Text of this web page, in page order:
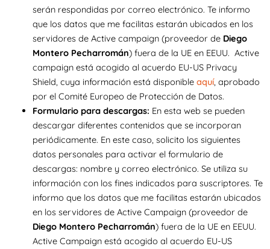
serán respondidas por correo electrónico. Te informo
que los datos que me facilitas estarán ubicados en los
servidores de Active campaign (proveedor de Diego
Montero Pecharromán) fuera de la UE en EEUU. Active
campaign está acogido al acuerdo EU-US Privacy
Shield, cuya información está disponible aquí, aprobado
por el Comité Europeo de Protección de Datos.
Formulario para descargas: En esta web se pueden
descargar diferentes contenidos que se incorporan
periódicamente. En este caso, solicito los siguientes
datos personales para activar el formulario de
descargas: nombre y correo electrónico. Se utiliza su
información con los fines indicados para suscriptores. Te
informo que los datos que me facilitas estarán ubicados
en los servidores de Active Campaign (proveedor de
Diego Montero Pecharromán) fuera de la UE en EEUU.
Active Campaign está acogido al acuerdo EU-US